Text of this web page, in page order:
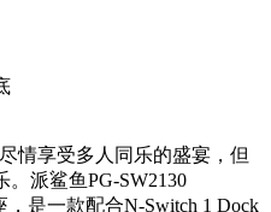
情享受多人同乐的盛宴，但
派鲨鱼PG-SW2130
，是一款配合N-Switch 1 Dock